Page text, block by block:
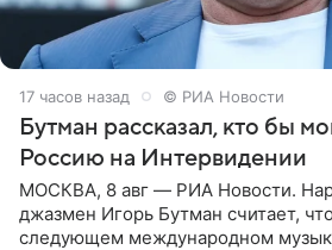
17 часов назад © РИА Новости
Бутман рассказал, кто бы
Россию на Интервидении
МОСКВА, 8 авг — РИА Новости.
джазмен Игорь Бутман считает,
следующем международном